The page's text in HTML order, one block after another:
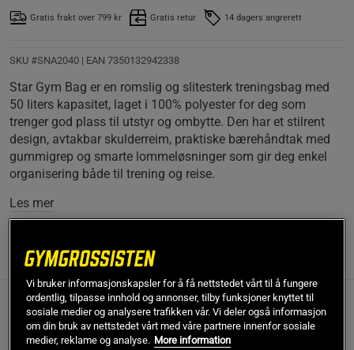
Gratis frakt over 799 kr Gratis retur 14 dagers angrerett
SKU #SNA2040 | EAN 7350132942338
Star Gym Bag er en romslig og slitesterk treningsbag med
50 liters kapasitet, laget i 100% polyester for deg som
trenger god plass til utstyr og ombytte. Den har et stilrent
design, avtakbar skulderreim, praktiske bærehåndtak med
gummigrep og smarte lommeløsninger som gir deg enkel
organisering både til trening og reise.
Les mer
Informasjon Anmeldelser
Beskrivelse
Vi bruker informasjonskapsler for å få nettstedet vårt til å fungere
ordentlig, tilpasse innhold og annonser, tilby funksjoner knyttet til
sosiale medier og analysere trafikken vår. Vi deler også informasjon
om din bruk av nettstedet vårt med våre partnere innenfor sosiale
medier, reklame og analyse. More information